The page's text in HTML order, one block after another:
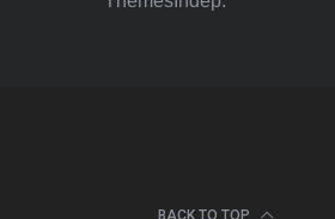
BACK TO TOP